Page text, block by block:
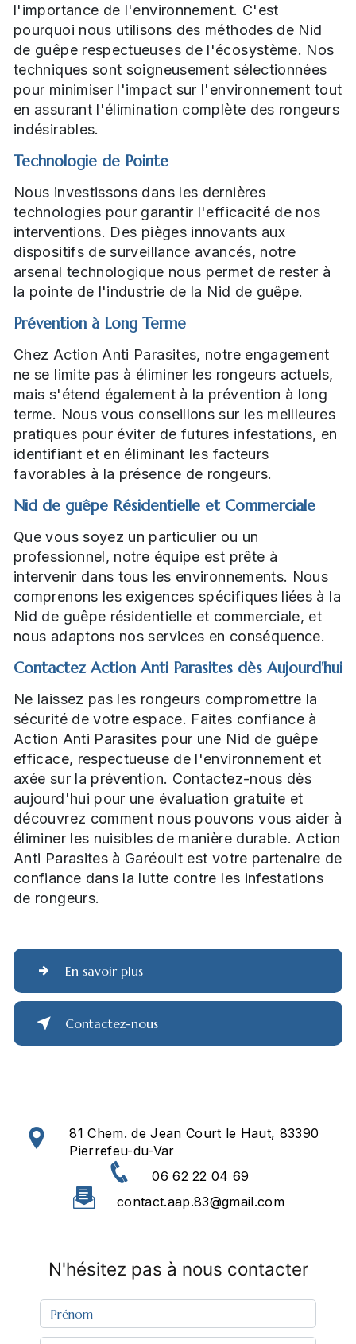
l'importance de l'environnement. C'est
pourquoi nous utilisons des méthodes de Nid
de guêpe respectueuses de l'écosystème. Nos
techniques sont soigneusement sélectionnées
pour minimiser l'impact sur l'environnement tout
en assurant l'élimination complète des rongeurs
indésirables.
Technologie de Pointe
Nous investissons dans les dernières
technologies pour garantir l'efficacité de nos
interventions. Des pièges innovants aux
dispositifs de surveillance avancés, notre
arsenal technologique nous permet de rester à
la pointe de l'industrie de la Nid de guêpe.
Prévention à Long Terme
Chez Action Anti Parasites, notre engagement
ne se limite pas à éliminer les rongeurs actuels,
mais s'étend également à la prévention à long
terme. Nous vous conseillons sur les meilleures
pratiques pour éviter de futures infestations, en
identifiant et en éliminant les facteurs
favorables à la présence de rongeurs.
Nid de guêpe Résidentielle et Commerciale
Que vous soyez un particulier ou un
professionnel, notre équipe est prête à
intervenir dans tous les environnements. Nous
comprenons les exigences spécifiques liées à la
Nid de guêpe résidentielle et commerciale, et
nous adaptons nos services en conséquence.
Contactez Action Anti Parasites dès Aujourd'hui
Ne laissez pas les rongeurs compromettre la
sécurité de votre espace. Faites confiance à
Action Anti Parasites pour une Nid de guêpe
efficace, respectueuse de l'environnement et
axée sur la prévention. Contactez-nous dès
aujourd'hui pour une évaluation gratuite et
découvrez comment nous pouvons vous aider à
éliminer les nuisibles de manière durable. Action
Anti Parasites à Garéoult est votre partenaire de
confiance dans la lutte contre les infestations
de rongeurs.
En savoir plus
Contactez-nous
81 Chem. de Jean Court le Haut, 83390
Pierrefeu-du-Var
06 62 22 04 69
contact.aap.83@gmail.com
N'hésitez pas à nous contacter